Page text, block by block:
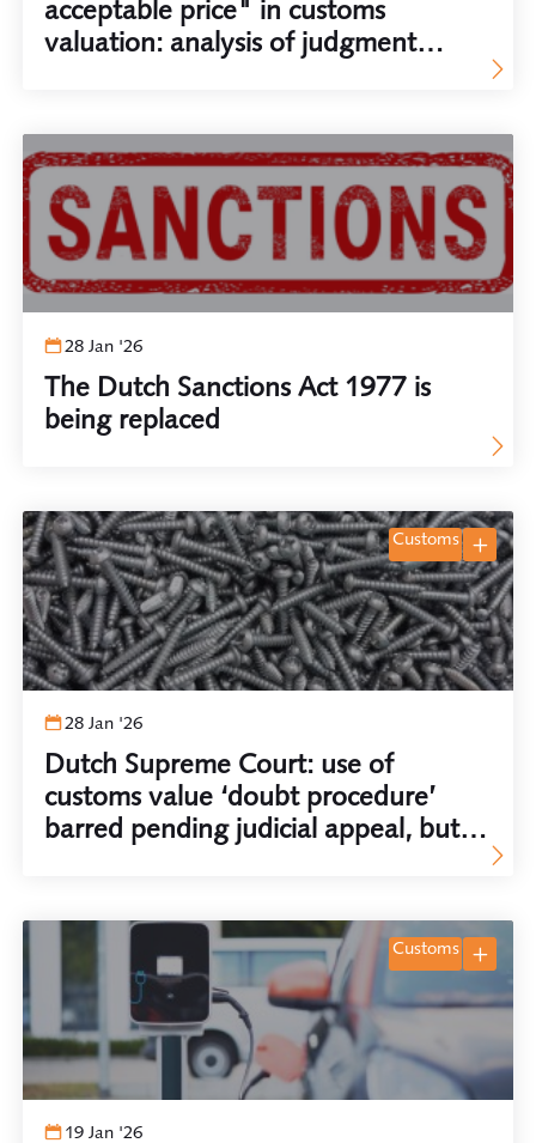
acceptable price" in customs
valuation: analysis of judgment
28 Jan '26
The Dutch Sanctions Act 1977 is
being replaced
28 Jan '26
Dutch Supreme Court: use of
customs value ‘doubt procedure’
barred pending judicial appeal, but
customs
19 Jan '26
customs